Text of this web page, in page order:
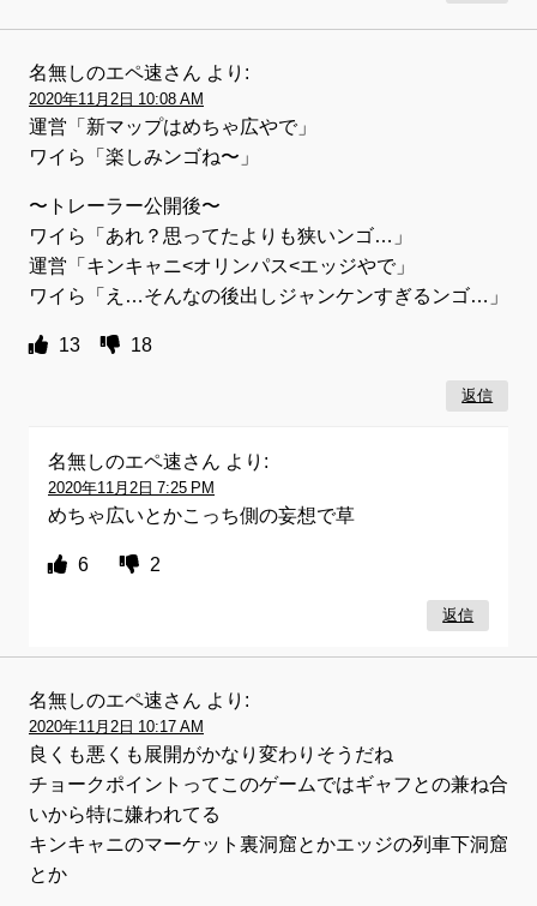
名無しのエペ速さん より:
2020年11月2日 10:08 AM
運営「新マップはめちゃ広やで」
ワイら「楽しみンゴね〜」
〜トレーラー公開後〜
ワイら「あれ？思ってたよりも狭いンゴ…」
運営「キンキャニ<オリンパス<エッジやで」
ワイら「え…そんなの後出しジャンケンすぎるンゴ…」
13 18
返信
名無しのエペ速さん より:
2020年11月2日 7:25 PM
めちゃ広いとかこっち側の妄想で草
6 2
返信
名無しのエペ速さん より:
2020年11月2日 10:17 AM
良くも悪くも展開がかなり変わりそうだね
チョークポイントってこのゲームではギャフとの兼ね合
いから特に嫌われてる
キンキャニのマーケット裏洞窟とかエッジの列車下洞窟
とか